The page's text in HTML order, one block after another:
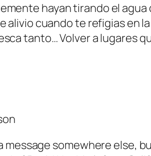
hayan tirando el agua
alivio cuando te refigias en
tanto… Volver a lugares
message somewhere else,